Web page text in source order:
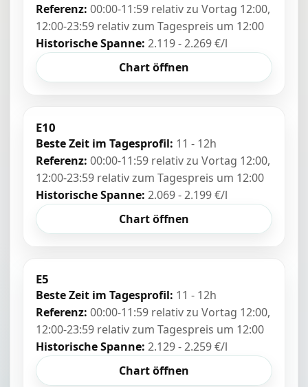
Referenz: 00:00-11:59 relativ zu Vortag 12:00,
12:00-23:59 relativ zum Tagespreis um 12:00
Historische Spanne: 2.119 - 2.269 €/l
Chart öffnen
E10
Beste Zeit im Tagesprofil: 11 - 12h
Referenz: 00:00-11:59 relativ zu Vortag 12:00,
12:00-23:59 relativ zum Tagespreis um 12:00
Historische Spanne: 2.069 - 2.199 €/l
Chart öffnen
E5
Beste Zeit im Tagesprofil: 11 - 12h
Referenz: 00:00-11:59 relativ zu Vortag 12:00,
12:00-23:59 relativ zum Tagespreis um 12:00
Historische Spanne: 2.129 - 2.259 €/l
Chart öffnen